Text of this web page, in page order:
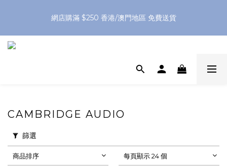
網店購滿 $250 香港/澳門地區 免費送貨
XPay（先買後付 免息分 3 期）- 新用戶首次消費滿 HK$100 即
CAMBRIDGE AUDIO
篩選
商品排序 每頁顯示 24 個